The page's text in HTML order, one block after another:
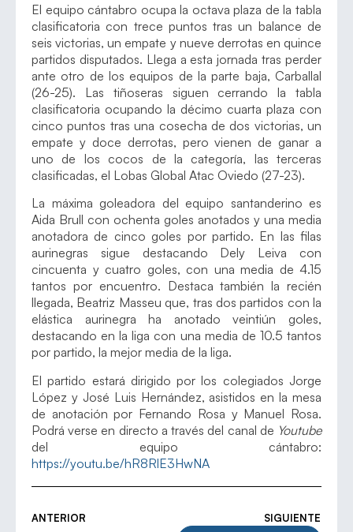
El equipo cántabro ocupa la octava plaza de la tabla
clasificatoria con trece puntos tras un balance de
seis victorias, un empate y nueve derrotas en quince
partidos disputados. Llega a esta jornada tras perder
ante otro de los equipos de la parte baja, Carballal
(26-25). Las tiñoseras siguen cerrando la tabla
clasificatoria ocupando la décimo cuarta plaza con
cinco puntos tras una cosecha de dos victorias, un
empate y doce derrotas, pero vienen de ganar a
uno de los cocos de la categoría, las terceras
clasificadas, el Lobas Global Atac Oviedo (27-23).
La máxima goleadora del equipo santanderino es
Aida Brull con ochenta goles anotados y una media
anotadora de cinco goles por partido. En las filas
aurinegras sigue destacando Dely Leiva con
cincuenta y cuatro goles, con una media de 4.15
tantos por encuentro. Destaca también la recién
llegada, Beatriz Masseu que, tras dos partidos con la
elástica aurinegra ha anotado veintiún goles,
destacando en la liga con una media de 10.5 tantos
por partido, la mejor media de la liga.
El partido estará dirigido por los colegiados Jorge
López y José Luis Hernández, asistidos en la mesa
de anotación por Fernando Rosa y Manuel Rosa.
Podrá verse en directo a través del canal de Youtube
del equipo cántabro:
https://youtu.be/hR8RlE3HwNA
ANTERIOR SIGUIENTE